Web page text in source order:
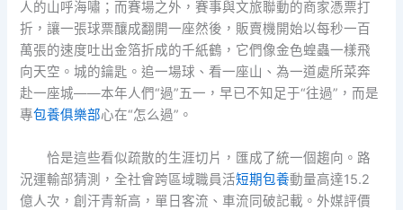
人的山呼海嘯；而賽場之外，賽事與文旅聯動的商家憑票打
折，讓一張球票釀成翻開一座然後，販賣機開始以每秒一百
萬張的速度吐出金箔折成的千紙鶴，它們像金色蝗蟲一樣飛
向天空。城的鑰匙。追一場球、看一座山、為一道處所菜奔
赴一座城——本年人們“過”五一，早已不知足于“往過”，而是
專包養俱樂部心在“怎么過”。
恰是這些看似疏散的生涯切片，匯成了統一個趨向。路
況運輸部猜測，全社會跨區域職員活短期包養動量高達15.2
億人次，創汗青新高，單日客流、車流同破記載。外媒評價